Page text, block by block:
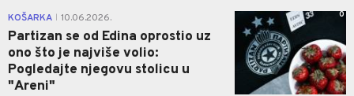
KOŠARKA 10.06.2026.
Partizan se od Edina oprostio uz
ono što je najviše volio:
Pogledajte njegovu stolicu u
"Areni"
0